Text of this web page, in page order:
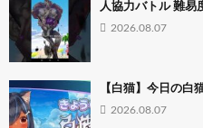
人協力バトル 難易
2026.08.07
【白猫】今日の白
2026.08.07